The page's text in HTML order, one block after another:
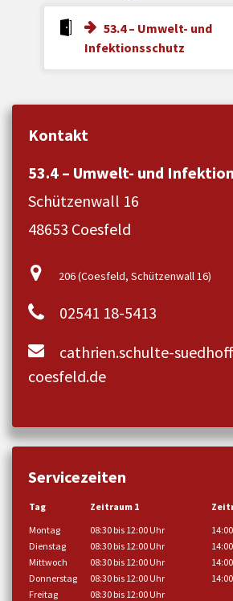
53.4 – Umwelt- und
Infektionsschutz
Kontakt
53.4 – Umwelt- und
Schützenwall 16
48653 Coesfeld
206 (Coesfeld, Schützenwall 16)
02541 18-5413
cathrien.schulte-
coesfeld.de
Servicezeiten
Tag Zeitraum 1
Montag
08:30 bis 12:00 Uhr
Dienstag
08:30 bis 12:00 Uhr
Mittwoch
08:30 bis 12:00 Uhr
Donnerstag
08:30 bis 12:00 Uhr
Freitag
08:30 bis 12:00 Uhr